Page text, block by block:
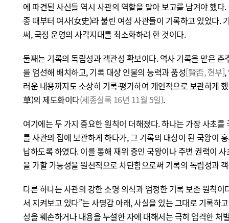
에 파견된 사신들 역시 사관의 역할을 맡아 보고를 남겨야 했다
종 때부터 여사(女史)라 불린 여성 사관들이 기록하고 있었다.
써, 국정 운영의 사각지대를 최소화하려 한 것이다.
둘째는 기록의 독립성과 객관성 확보이다. 역사 기록을 맡은
를 엄선해 배치하고, 기록 대상 인물의 능력과 품성[賢否, 현부],
러운 내용까지도 소상히 기록·평가하여 개인적으로 보관하게
草)의 제도화이다(세종실록 16년 11월 5일).
여기에는 두 가지 중요한 원칙이 더해졌다. 하나는 가장 사초
를 사관의 집에 보관하게 하다가, 그 기록의 대상이 된 국왕이
납하도록 하였다. 이를 통해 재위 중인 국왕이나 주변 권력이
을 가할 가능성을 원천적으로 차단함으로써 기록의 독립성과
다른 하나는 사관의 강한 소명 의식과 엄정한 기록 보존 원칙이
서 지켜보고 있다”는 사명감 아래, 사실을 있는 그대로 기록하
성을 훼손하거나 내용을 누설한 자에 대해서는 극히 엄격한 처